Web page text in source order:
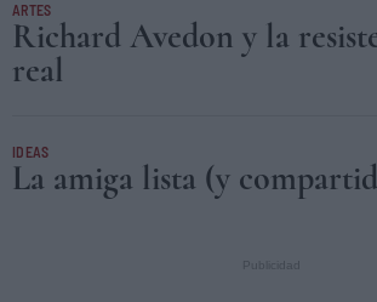
ARTES
Richard Avedon y la
real
IDEAS
La amiga lista (y